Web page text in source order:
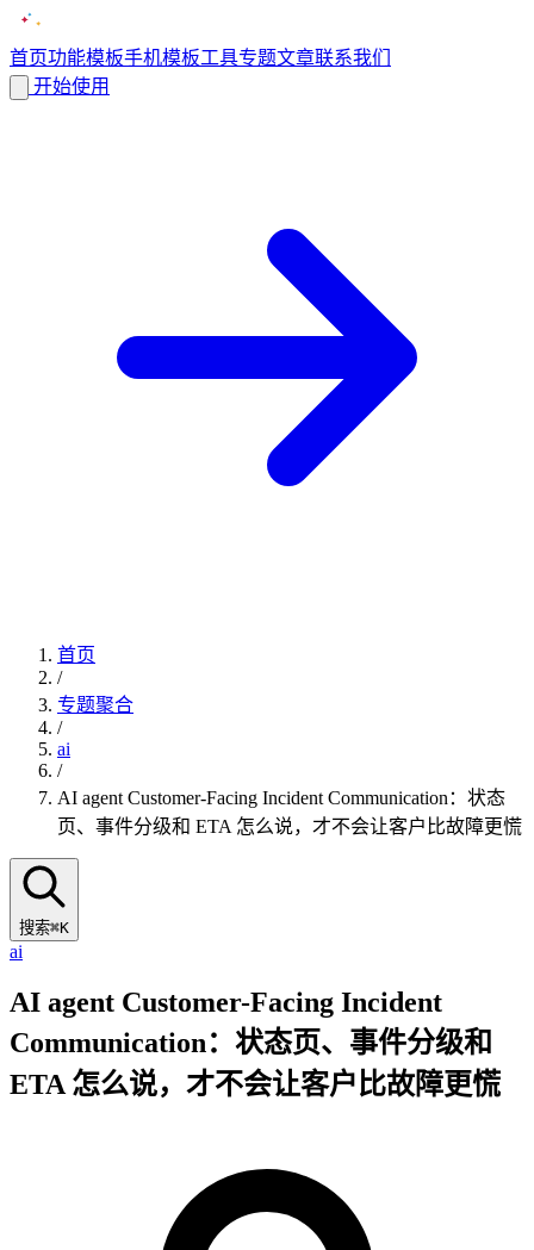
首页功能模板手机模板工具专题文章联系我们
开始使用
首页
/
专题聚合
/
ai
/
AI agent Customer-Facing Incident Communication：状态
页、事件分级和 ETA 怎么说，才不会让客户比故障更慌
搜索⌘K
ai
AI agent Customer-Facing Incident
Communication：状态页、事件分级和
ETA 怎么说，才不会让客户比故障更慌